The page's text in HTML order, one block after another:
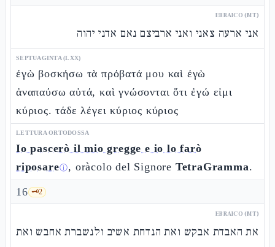
EBRAICO (MT)
אני ארעה צאני ואני ארביצם נאם אדני יהוה
SEPTUAGINTA (LXX)
ἐγὼ βοσκήσω τὰ πρόβατά μου καὶ ἐγὼ
ἀναπαύσω αὐτά, καὶ γνώσονται ὅτι ἐγώ εἰμι
κύριος. τάδε λέγει κύριος κύριος
LETTURA ORTODOSSA
Io pascerò il mio gregge e io lo farò
riposareⓘ, oràcolo del Signore TetraGramma.
16 🗝️2
EBRAICO (MT)
את האבדת אבקש ואת הנדחת אשיב ולנשברת אחבש ואת